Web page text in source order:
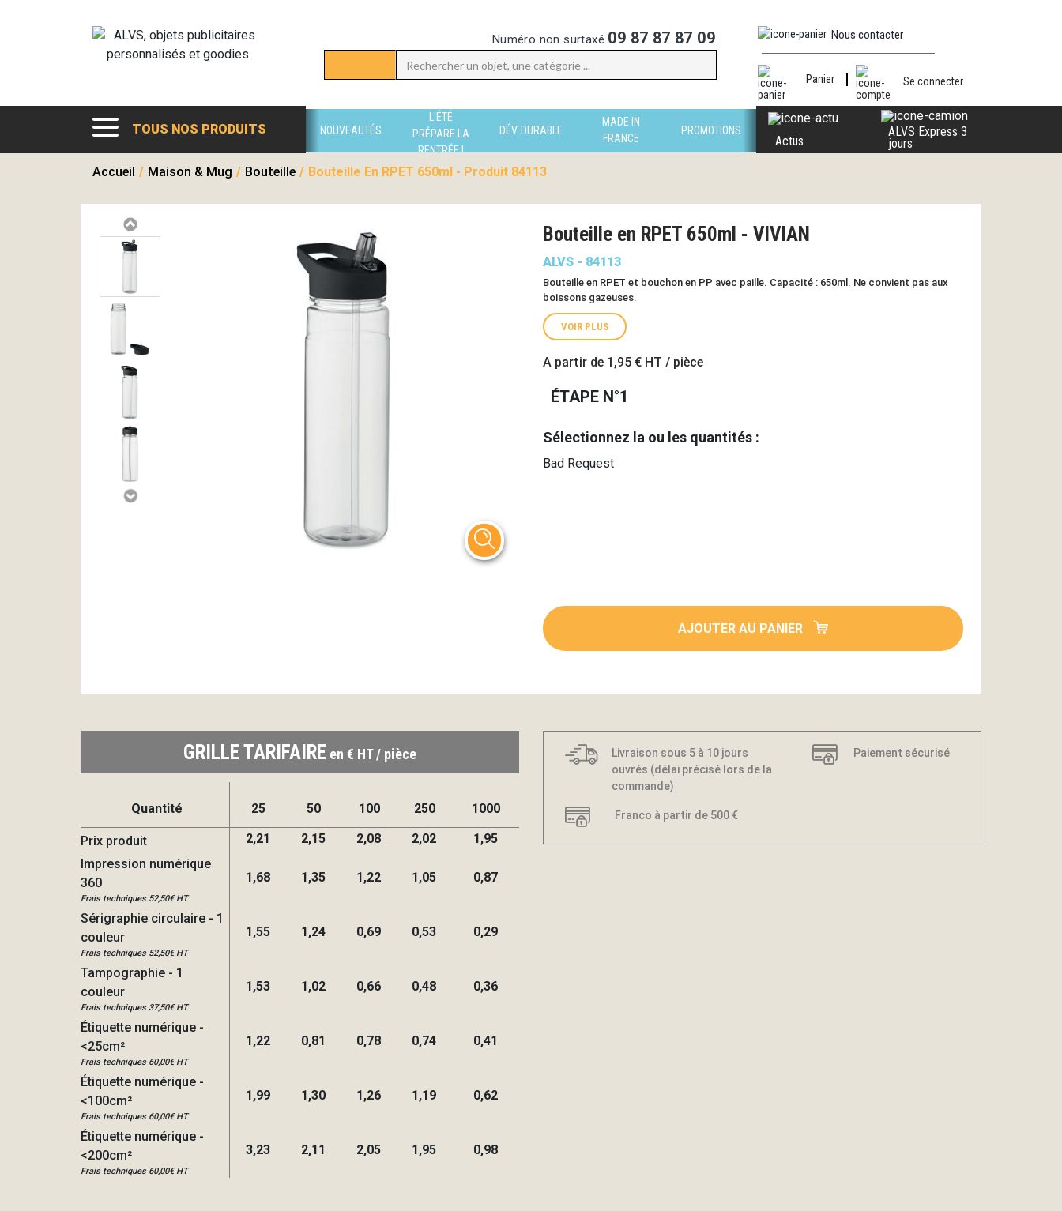
Numéro non surtaxé 09 87 87 87 09 Nous contacter
Panier Se connecter
TOUS NOS PRODUITS NOUVEAUTÉS
L'ÉTÉ
PRÉPARE LA
RENTRÉE !
DÉV. DURABLE
MADE IN
FRANCE
PROMOTIONS
Actus
ALVS Express 3
jours
Accueil / Maison & Mug / Bouteille / Bouteille En RPET 650ml - Produit 84113
Bouteille en RPET 650ml - VIVIAN
ALVS - 84113
Bouteille en RPET et bouchon en PP avec paille. Capacité : 650ml. Ne convient pas aux
boissons gazeuses.
VOIR PLUS
A partir de 1,95 € HT / pièce
ÉTAPE N°1
Sélectionnez la ou les quantités :
Bad Request
AJOUTER AU PANIER
GRILLE TARIFAIRE en € HT / pièce
Quantité 25 50 100 250 1000
Prix produit 2,21 2,15 2,08 2,02
1,95
Impression numérique
360
Frais techniques 52,50€ HT
1,68 1,35 1,22 1,05 0,87
Sérigraphie circulaire - 1
couleur
Frais techniques 52,50€ HT
1,55 1,24 0,69 0,53 0,29
Tampographie - 1
couleur
Frais techniques 37,50€ HT
1,53 1,02 0,66 0,48 0,36
Étiquette numérique -
<25cm²
Frais techniques 60,00€ HT
1,22 0,81 0,78 0,74 0,41
Étiquette numérique -
<100cm²
Frais techniques 60,00€ HT
1,99 1,30 1,26 1,19 0,62
Étiquette numérique -
<200cm²
Frais techniques 60,00€ HT
3,23 2,11 2,05 1,95 0,98
Livraison sous 5 à 10 jours
ouvrés (délai précisé lors de la
commande)
Paiement sécurisé
Franco à partir de 500 €